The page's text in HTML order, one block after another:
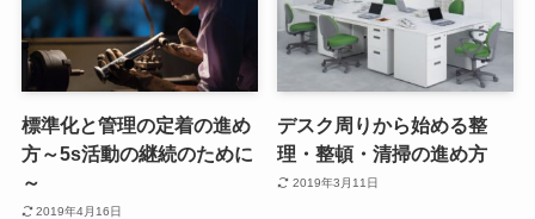
標準化と管理の定着の進め
方～5s活動の継続のために
～
2019年4月16日
デスク周りから始める整
理・整頓・清掃の進め方
2019年3月11日